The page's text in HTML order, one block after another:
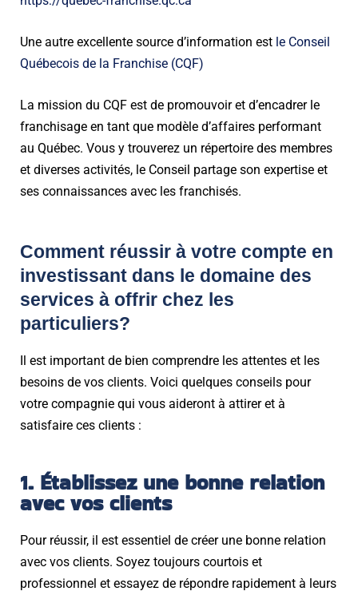
Une autre excellente source d’information est le Conseil
Québecois de la Franchise (CQF)
La mission du CQF est de promouvoir et d’encadrer le
franchisage en tant que modèle d’affaires performant
au Québec. Vous y trouverez un répertoire des membres
et diverses activités, le Conseil partage son expertise et
ses connaissances avec les franchisés.
Comment réussir à votre compte en
investissant dans le domaine des
services à offrir chez les
particuliers?
Il est important de bien comprendre les attentes et les
besoins de vos clients. Voici quelques conseils pour
votre compagnie qui vous aideront à attirer et à
satisfaire ces clients :
1. Établissez une bonne relation
avec vos clients
Pour réussir, il est essentiel de créer une bonne relation
avec vos clients. Soyez toujours courtois et
professionnel et essayez de répondre rapidement à leurs